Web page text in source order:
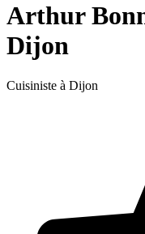
Arthur
Dijon
Cuisiniste à Dijon